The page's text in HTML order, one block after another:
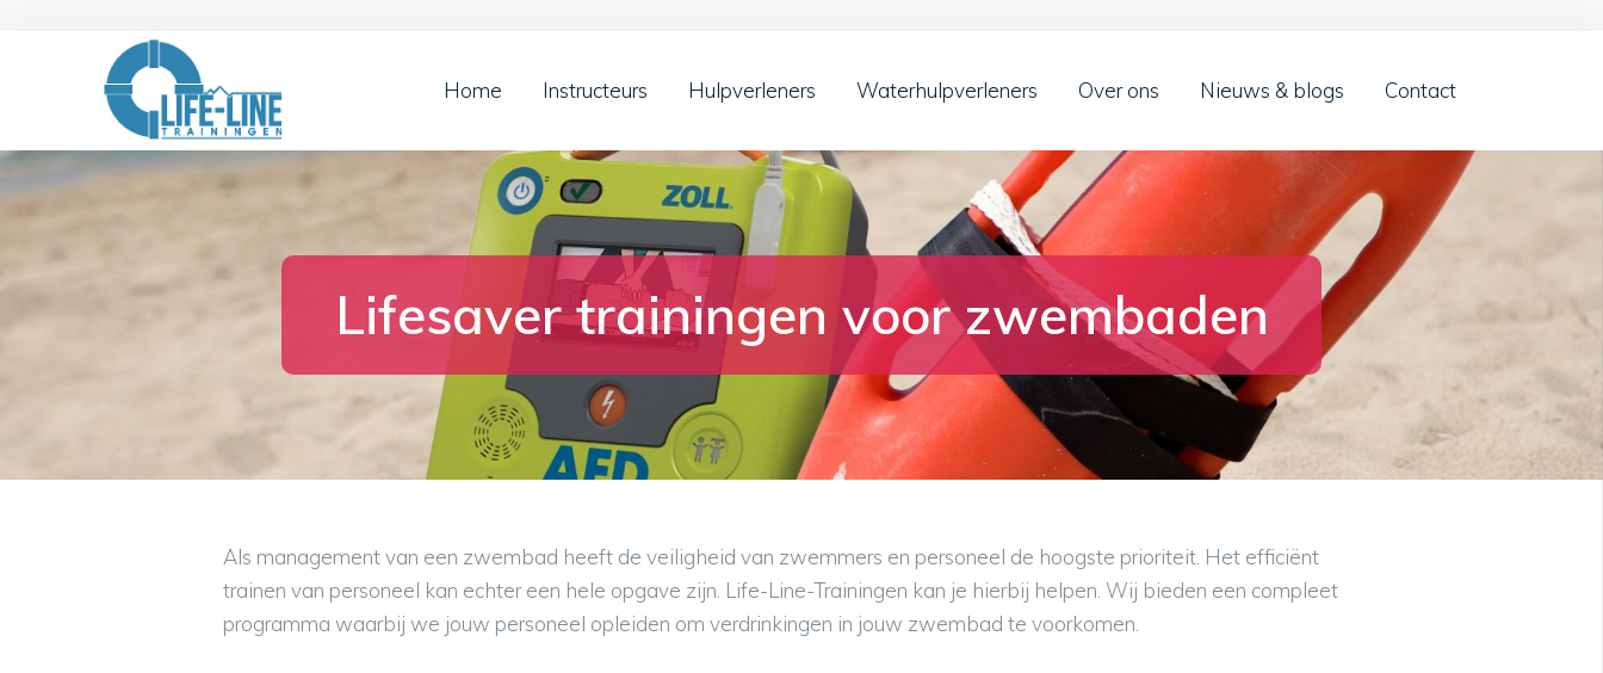
Home Instructeurs Hulpverleners Waterhulpverleners Over ons Nieuws & blogs Contact
Lifesaver trainingen voor zwembaden
Als management van een zwembad heeft de veiligheid van zwemmers en personeel de hoogste prioriteit. Het efficiënt
trainen van personeel kan echter een hele opgave zijn. Life-Line-Trainingen kan je hierbij helpen. Wij bieden een compleet
programma waarbij we jouw personeel opleiden om verdrinkingen in jouw zwembad te voorkomen.